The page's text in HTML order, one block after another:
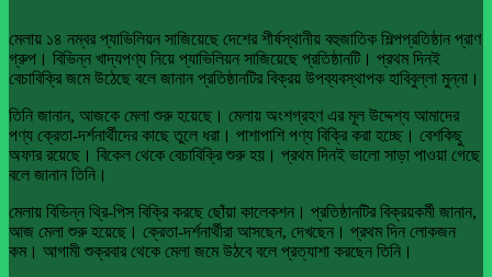
মেলায় ১৪ নম্বর প্যাভিলিয়ন সাজিয়েছে দেশের শীর্ষস্থানীয় বহুজাতিক শিল্পপ্রতিষ্ঠান প্রাণ
গ্রুপ। বিভিন্ন খাদ্যপণ্য নিয়ে প্যাভিলিয়ন সাজিয়েছে প্রতিষ্ঠানটি। প্রথম দিনই
বেচাবিক্রি জমে উঠেছে বলে জানান প্রতিষ্ঠানটির বিক্রয় উপব্যবস্থাপক হাবিবুল্লা মুন্না।
তিনি জানান, আজকে মেলা শুরু হয়েছে। মেলায় অংশগ্রহণ এর মূল উদ্দেশ্য আমাদের
পণ্য ক্রেতা-দর্শনার্থীদের কাছে তুলে ধরা। পাশাপাশি পণ্য বিক্রি করা হচ্ছে। বেশকিছু
অফার রয়েছে। বিকেল থেকে বেচাবিক্রি শুরু হয়। প্রথম দিনই ভালো সাড়া পাওয়া গেছে
বলে জানান তিনি।
মেলায় বিভিন্ন থ্রি-পিস বিক্রি করছে ছোঁয়া কালেকশন। প্রতিষ্ঠানটির বিক্রয়কর্মী জানান,
আজ মেলা শুরু হয়েছে। ক্রেতা-দর্শনার্থীরা আসছেন, দেখছেন। প্রথম দিন লোকজন
কম। আগামী শুক্রবার থেকে মেলা জমে উঠবে বলে প্রত্যাশা করছেন তিনি।